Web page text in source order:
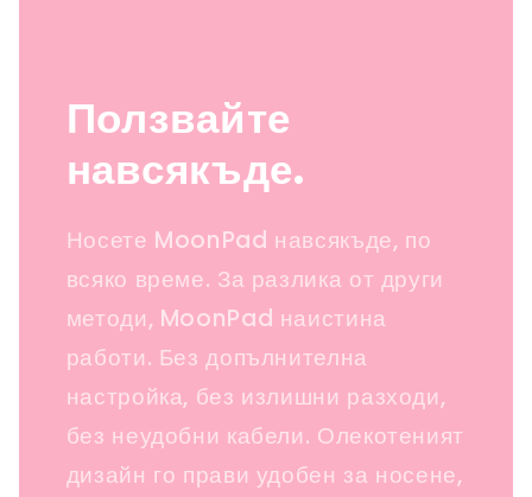
Ползвайте
навсякъде.
Носете MoonPad навсякъде, по
всяко време. За разлика от други
методи, MoonPad наистина
работи. Без допълнителна
настройка, без излишни разходи,
без неудобни кабели. Олекотеният
дизайн го прави удобен за носене,